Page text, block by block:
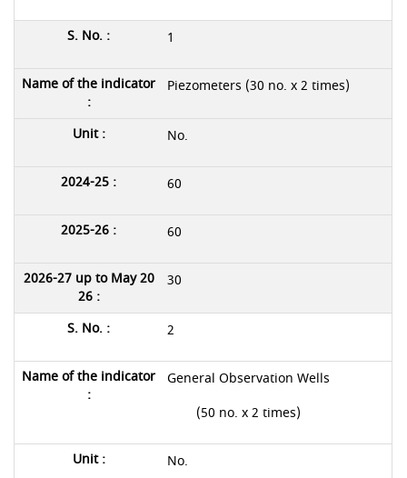
1
Piezometers (30 no. x 2 times)
No.
60
60
30
2
General Observation Wells
(50 no. x 2 times)
No.